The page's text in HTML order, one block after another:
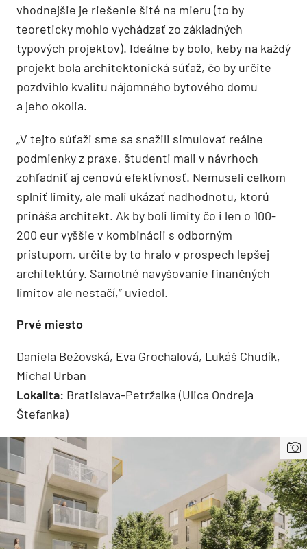
vhodnejšie je riešenie šité na mieru (to by
teoreticky mohlo vychádzať zo základných
typových projektov). Ideálne by bolo, keby na každý
projekt bola architektonická súťaž, čo by určite
pozdvihlo kvalitu nájomného bytového domu
a jeho okolia.
„V tejto súťaži sme sa snažili simulovať reálne
podmienky z praxe, študenti mali v návrhoch
zohľadniť aj cenovú efektívnosť. Nemuseli celkom
splniť limity, ale mali ukázať nadhodnotu, ktorú
prináša architekt. Ak by boli limity čo i len o 100-
200 eur vyššie v kombinácii s odborným
prístupom, určite by to hralo v prospech lepšej
architektúry. Samotné navyšovanie finančných
limitov ale nestačí,“ uviedol.
Prvé miesto
Daniela Bežovská, Eva Grochalová, Lukáš Chudík,
Michal Urban
Lokalita: Bratislava-Petržalka (Ulica Ondreja
Štefanka)